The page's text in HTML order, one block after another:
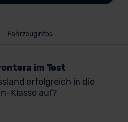
Fahrzeuginfos
im Test
erfolgreich in die
Klasse auf?